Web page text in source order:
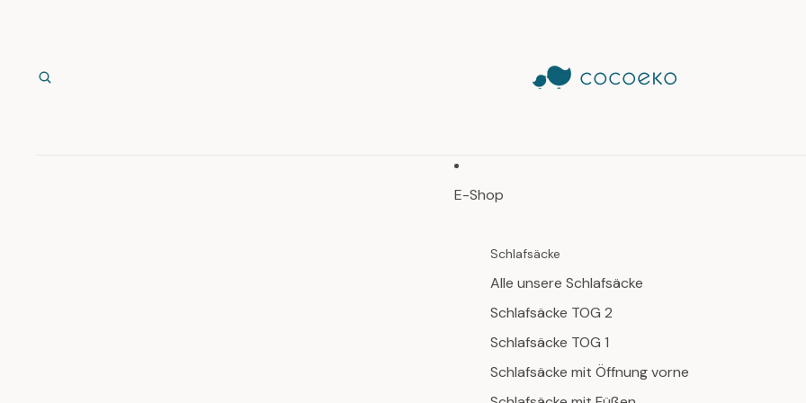
E-Shop
Schlafsäcke
Alle unsere Schlafsäcke
Schlafsäcke TOG 2
Schlafsäcke TOG 1
Schlafsäcke mit Öffnung vorne